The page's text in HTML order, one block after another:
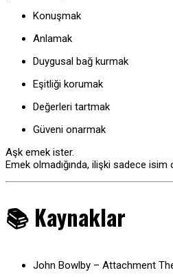
Konuşmak
Anlamak
Duygusal bağ kurmak
Eşitliği korumak
Değerleri tartmak
Güveni onarmak
Aşk emek ister.
Emek olmadığında, ilişki sadece isim
📚 Kaynaklar
John Bowlby – Attachment